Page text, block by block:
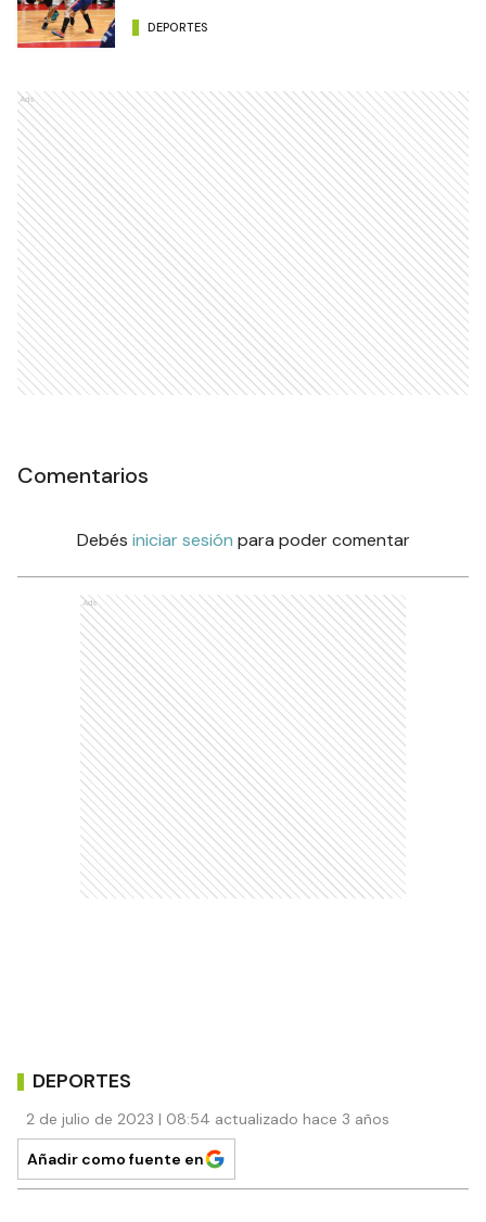
DEPORTES
Ads
Comentarios
Debés iniciar sesión para poder comentar
Ads
DEPORTES
2 de julio de 2023 | 08:54 actualizado hace 3 años
Añadir como fuente en